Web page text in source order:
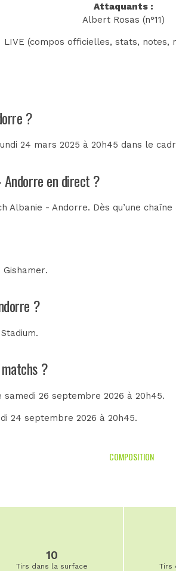
Attaquants :
Albert Rosas (n°11)
(compos officielles, stats, notes,
?
24 mars 2025 à 20h45 dans le
en direct ?
Albanie - Andorre. Dès qu’une
Gishamer.
?
.
?
samedi 26 septembre 2026 à 20h45.
24 septembre 2026 à 20h45.
COMPOSITION
10
Tirs dans la surface Tirs